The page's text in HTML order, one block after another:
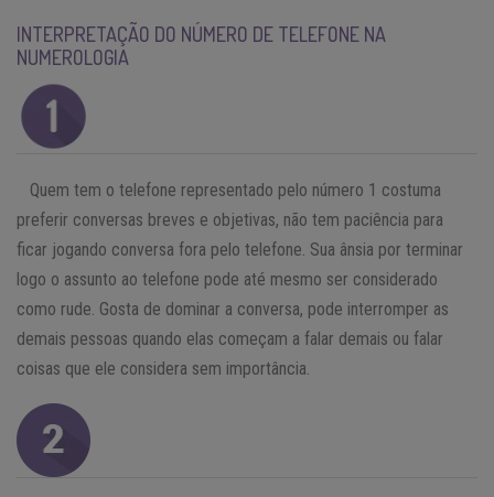
INTERPRETAÇÃO DO NÚMERO DE TELEFONE NA
NUMEROLOGIA
Quem tem o telefone representado pelo número 1 costuma
preferir conversas breves e objetivas, não tem paciência para
ficar jogando conversa fora pelo telefone. Sua ânsia por terminar
logo o assunto ao telefone pode até mesmo ser considerado
como rude. Gosta de dominar a conversa, pode interromper as
demais pessoas quando elas começam a falar demais ou falar
coisas que ele considera sem importância.